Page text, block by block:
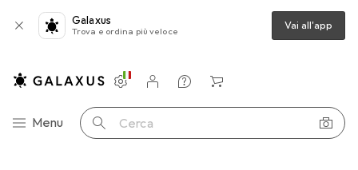
Galaxus
Trova e ordina più veloce Vai all'app
Categoria Navigazione
Menu Cerca
Impostazioni
Conto cliente
Liste di confronto
Liste dei desideri
Carrello